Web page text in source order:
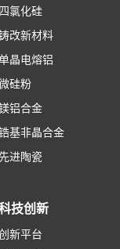
四氯化硅
改新材料
晶电熔铝
硅粉
铝合金
基非晶合金
进陶瓷
技创新
新平台